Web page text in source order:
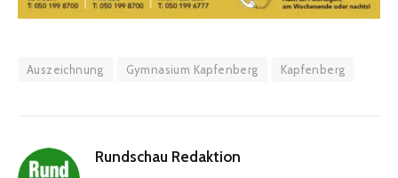
Auszeichnung Gymnasium Kapfenberg Kapfenberg
Rundschau Redaktion